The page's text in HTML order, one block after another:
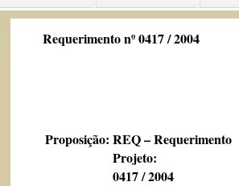
Requerimento nº 0417 / 2004
Proposição: REQ – Requerimento
Projeto:
0417 / 2004